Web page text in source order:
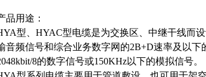
品用途：
型、HYAC型电缆是为交换区、中继干线而
音频信号和综合业务数字网的2B+D速率及以下
8的数字信号或150KHz以下的模拟信号。